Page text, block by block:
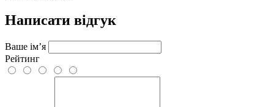
Написати відгук
Ваше ім’я
Рейтинг